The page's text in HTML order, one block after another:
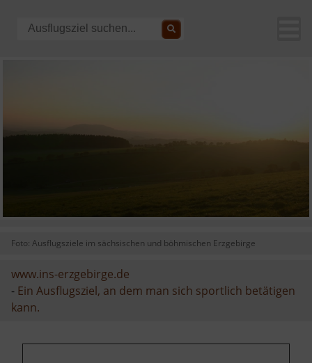
Foto: Ausflugsziele im sächsischen und böhmischen Erzgebirge
www.ins-erzgebirge.de
- Ein Ausflugsziel, an dem man sich sportlich betätigen
kann.